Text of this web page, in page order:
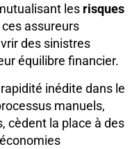
les risques
assureurs
des sinistres
équilibre financier.
inédite dans le
manuels,
cèdent la place à des